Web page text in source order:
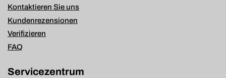
Kontaktieren Sie uns
Kundenrezensionen
Verifizieren
FAQ
Servicezentrum